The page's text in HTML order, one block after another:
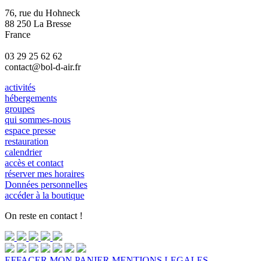
76, rue du Hohneck
88 250 La Bresse
France
03 29 25 62 62
contact@bol-d-air.fr
activités
hébergements
groupes
qui sommes-nous
espace presse
restauration
calendrier
accès et contact
réserver mes horaires
Données personnelles
accéder à la boutique
On reste en contact !